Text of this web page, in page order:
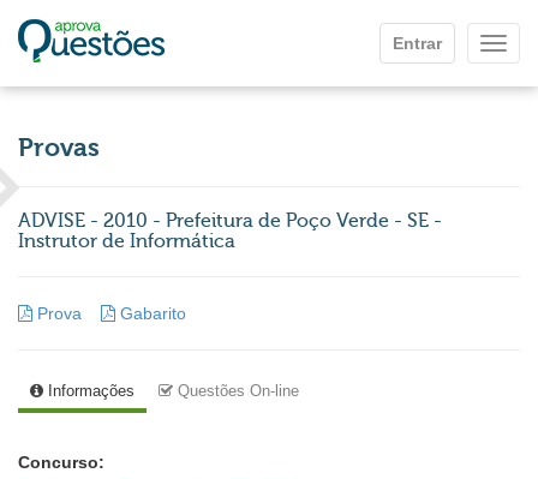
Entrar
Provas
ADVISE - 2010 - Prefeitura de Poço Verde - SE -
Instrutor de Informática
Prova Gabarito
Informações Questões On-line
Concurso: